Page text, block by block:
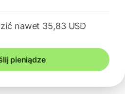
nawet 35,83 USD
pieniądze